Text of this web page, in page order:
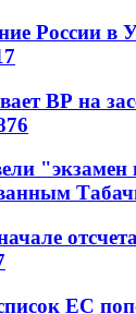
России в
ВР на
76
"экзамен
ЕС